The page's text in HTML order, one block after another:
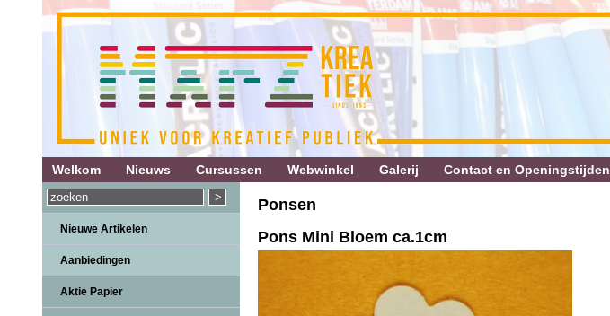
Welkom Nieuws Cursussen Webwinkel Galerij Contact en Openingstijden
Nieuwe Artikelen
Aanbiedingen
Aktie Papier
Ponsen
Pons Mini Bloem ca.1cm